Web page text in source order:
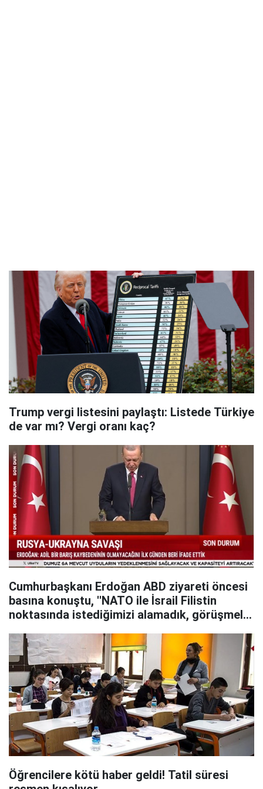
Trump vergi listesini paylaştı: Listede Türkiye
de var mı? Vergi oranı kaç?
Cumhurbaşkanı Erdoğan ABD ziyareti öncesi
basına konuştu, ''NATO ile İsrail Filistin
noktasında istediğimizi alamadık, görüşmeler
Öğrencilere kötü haber geldi! Tatil süresi